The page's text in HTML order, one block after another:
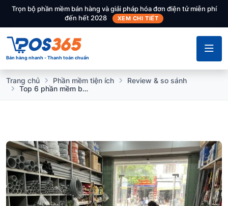
Trọn bộ phần mềm bán hàng và giải pháp hóa đơn điện tử miễn phí
đến hết 2028
XEM CHI TIẾT
Bán hàng nhanh - Thanh toán chuẩn
Trang chủ Phần mềm tiện ích
Review & so sánh
Top 6 phần mềm bán hàng điện nước chống thất thoát tốt nhất 2026